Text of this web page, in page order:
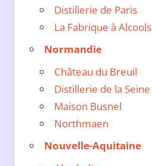
Distillerie de Paris
La Fabrique à Alcools
Normandie
Château du Breuil
Distillerie de la Seine
Maison Busnel
Northmaen
Nouvelle-Aquitaine